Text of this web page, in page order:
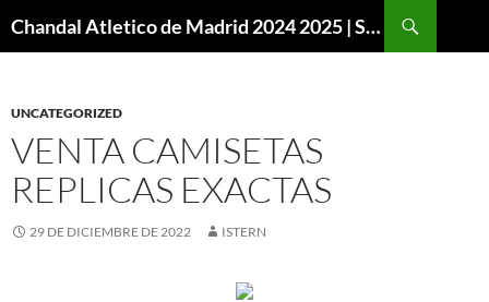
Chandal Atletico de Madrid 2024 2025 | SuperVigo
UNCATEGORIZED
VENTA CAMISETAS
REPLICAS EXACTAS
29 DE DICIEMBRE DE 2022 ISTERN